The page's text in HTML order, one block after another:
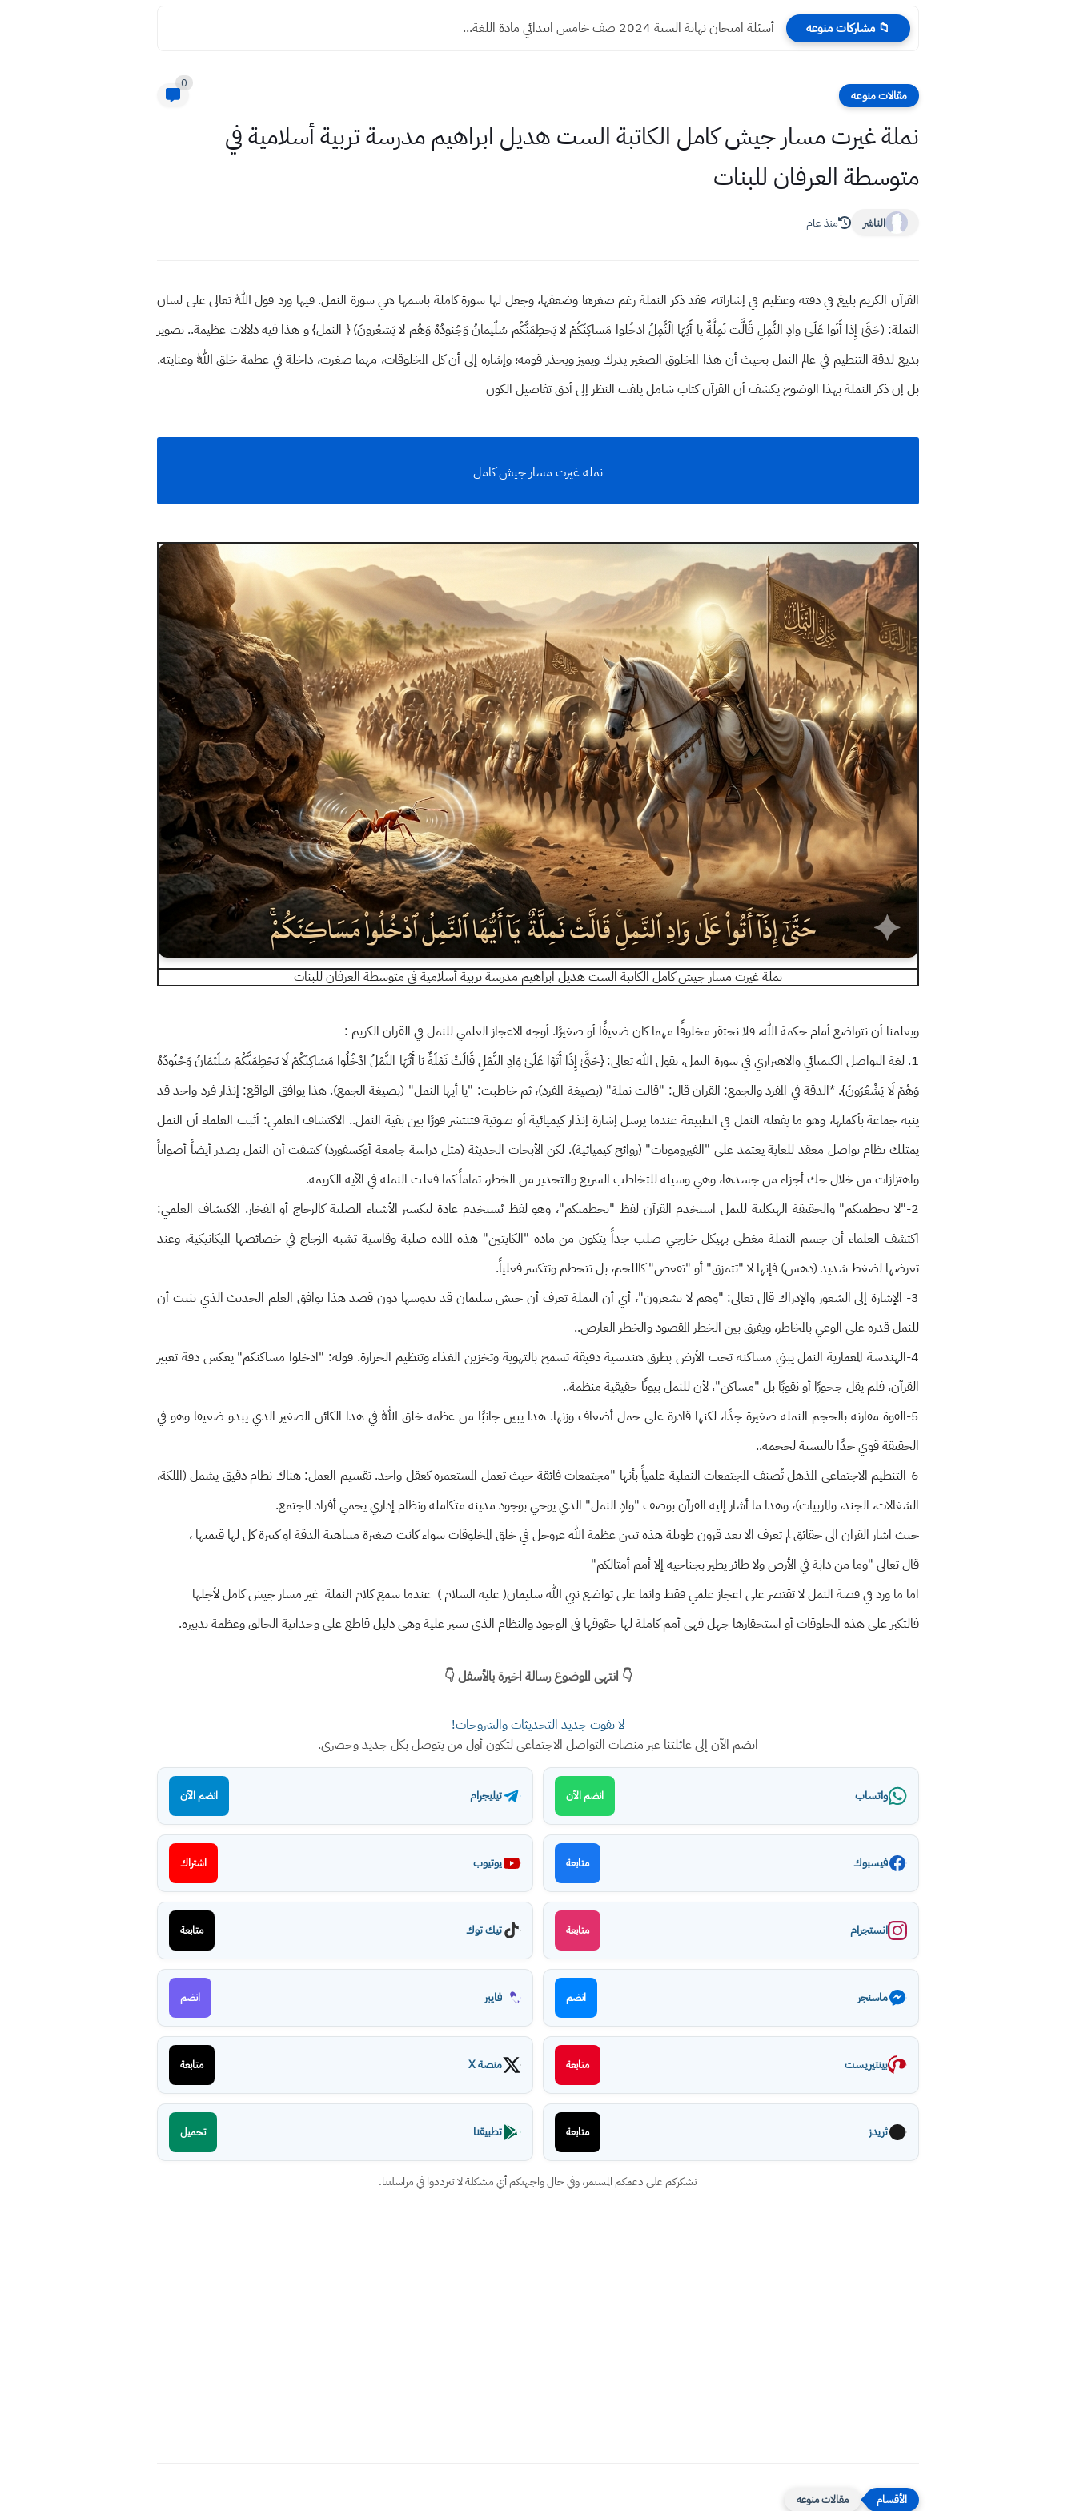
📁 مشاركات منوعه أسئلة امتحان نهاية السنة 2024 صف خامس ابتدائي مادة اللغة...
مقالات منوعه
0
نملة غيرت مسار جيش كامل الكاتبة الست هديل ابراهيم مدرسة تربية أسلامية في
متوسطة العرفان للبنات
الناشر منذ عام
القرآن الكريم بليغ في دقته وعظيم في إشاراته، فقد ذكر النملة رغم صغرها وضعفها، وجعل لها سورة كاملة باسمها هي سورة النمل. فيها ورد قول اللّٰه تعالى على لسان
النملة: (حَتّىٰ إِذا أَتَوا عَلَىٰ وادِ النَّمِلِ قَالَّت نَمِلَّةٌ يا أَيُهَا الْنَّمِلُ ادخُلوا مَساكِنَكُمْ لا يَحطِمَنَّكُم سُلّيمانُ وَجُنودُهُ وَهُم لا يَشعُرونَ) { النمل} و هذا فيه دلالات عظيمة.. تصوير
بديع لدقة التنظيم في عالم النمل بحيث أن هذا المخلوق الصغير يدرك ويميز ويحذر قومه؛ وإشارة إلى أن كل المخلوقات، مهما صغرت، داخلة في عظمة خلق اللّٰه وعنايته.
بل إن ذكر النملة بهذا الوضوح يكشف أن القرآن كتاب شامل يلفت النظر إلى أدق تفاصيل الكون
نملة غيرت مسار جيش كامل
نملة غيرت مسار جيش كامل الكاتبة الست هديل ابراهيم مدرسة تربية أسلامية في متوسطة العرفان للبنات
ويعلمنا أن نتواضع أمام حكمة الله، فلا نحتقر مخلوقًا مهما كان ضعيفًا أو صغيرًا. أوجه الاعجاز العلمي للنمل في القران الكريم :
1. لغة التواصل الكيميائي والاهتزازي في سورة النمل، يقول الله تعالى: {حَتَّىٰ إِذَا أَتَوْا عَلَىٰ وَادِ النَّمْلِ قَالَتْ نَمْلَةٌ يَا أَيُّهَا النَّمْلُ ادْخُلُوا مَسَاكِنَكُمْ لَا يَحْطِمَنَّكُمْ سُلَيْمَانُ وَجُنُودُهُ
وَهُمْ لَا يَشْعُرُونَ}. *الدقة في المفرد والجمع: القران قال: "قالت نملة" (بصيغة المفرد)، ثم خاطبت: "يا أيها النمل" (بصيغة الجمع). هذا يوافق الواقع: إنذار فرد واحد قد
ينبه جماعة بأكملها، وهو ما يفعله النمل في الطبيعة عندما يرسل إشارة إنذار كيميائية أو صوتية فتنتشر فورًا بين بقية النمل.. الاكتشاف العلمي: أثبت العلماء أن النمل
يمتلك نظام تواصل معقد للغاية يعتمد على "الفيرومونات" (روائح كيميائية). لكن الأبحاث الحديثة (مثل دراسة جامعة أوكسفورد) كشفت أن النمل يصدر أيضاً أصواتاً
واهتزازات من خلال حك أجزاء من جسدها، وهي وسيلة للتخاطب السريع والتحذير من الخطر، تماماً كما فعلت النملة في الآية الكريمة.
2-"لا يحطمنكم" والحقيقة الهيكلية للنمل استخدم القرآن لفظ "يحطمنكم"، وهو لفظ يُستخدم عادة لتكسير الأشياء الصلبة كالزجاج أو الفخار. الاكتشاف العلمي:
اكتشف العلماء أن جسم النملة مغطى بهيكل خارجي صلب جداً يتكون من مادة "الكايتين" هذه المادة صلبة وقاسية تشبه الزجاج في خصائصها الميكانيكية، وعند
تعرضها لضغط شديد (دهس) فإنها لا "تتمزق" أو "تفعص" كاللحم، بل تتحطم وتتكسر فعلياً.
3- الإشارة إلى الشعور والإدراك قال تعالى: "وهم لا يشعرون"، أي أن النملة تعرف أن جيش سليمان قد يدوسها دون قصد هذا يوافق العلم الحديث الذي يثبت أن
للنمل قدرة على الوعي بالمخاطر، ويفرق بين الخطر المقصود والخطر العارض..
4-الهندسة المعمارية النمل يبني مساكنه تحت الأرض بطرق هندسية دقيقة تسمح بالتهوية وتخزين الغذاء وتنظيم الحرارة. قوله: "ادخلوا مساكنكم" يعكس دقة تعبير
القرآن، فلم يقل جحورًا أو ثقوبًا بل "مساكن"، لأن للنمل بيوتًا حقيقية منظمة..
5-القوة مقارنة بالحجم النملة صغيرة جدًا، لكنها قادرة على حمل أضعاف وزنها. هذا يبين جانبًا من عظمة خلق اللّٰه في هذا الكائن الصغير الذي يبدو ضعيفا وهو في
الحقيقة قوي جدًا بالنسبة لحجمه..
6-التنظيم الاجتماعي المذهل تُصنف المجتمعات النملية علمياً بأنها "مجتمعات فائقة حيث تعمل المستعمرة كعقل واحد. تقسيم العمل: هناك نظام دقيق يشمل (الملكة،
الشغالات، الجند، والمربيات)، وهذا ما أشار إليه القرآن بوصف "وادِ النمل" الذي يوحي بوجود مدينة متكاملة ونظام إداري يحمي أفراد المجتمع.
حيث اشار القران الى حقائق لم تعرف الا بعد قرون طويلة هذه تبين عظمة الله عزوجل في خلق المخلوقات سواء كانت صغيرة متناهية الدقة او كبيرة كل لها قيمتها ،
قال تعالى "وما من دابة في الأرض ولا طائر يطير بجناحيه إلا أمم أمثالكم"
اما ما ورد في قصة النمل لا تقتصر على اعجاز علمي فقط وانما على تواضع نبي الله سليمان( عليه السلام ) عندما سمع كلام النملة غير مسار جيش كامل لأجلها
فالتكبر على هذه المخلوقات أو استحقارها جهل فهي أمم كاملة لها حقوقها في الوجود والنظام الذي تسير علية وهي دليل قاطع على وحدانية الخالق وعظمة تدبيره.
👇 انتهى الموضوع رسالة اخيرة بالأسفل 👇
لا تفوت جديد التحديثات والشروحات!
انضم الآن إلى عائلتنا عبر منصات التواصل الاجتماعي لتكون أول من يتوصل بكل جديد وحصري.
واتساب انضم الآن تيليجرام انضم الآن
فيسبوك متابعة يوتيوب اشتراك
انستجرام متابعة تيك توك متابعة
ماسنجر انضم فايبر انضم
بينتيريست متابعة منصة X متابعة
ثريدز متابعة تطبيقنا تحميل
نشكركم على دعمكم المستمر، وفي حال واجهتكم أي مشكلة لا تترددوا في مراسلتنا.
مقالات منوعه